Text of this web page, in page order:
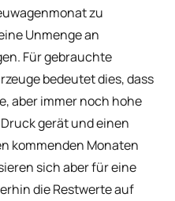
zu
Unmenge an
Für gebrauchte
bedeutet dies, dass
aber immer noch hohe
gerät und einen
kommenden Monaten
sich aber für eine
die Restwerte auf